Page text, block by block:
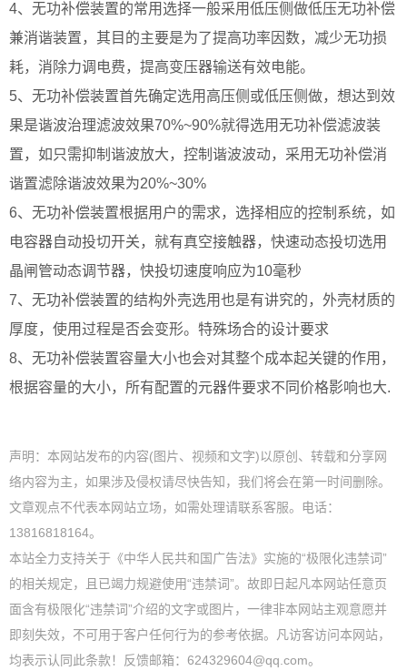
4、无功补偿装置的常用选择一般采用低压侧做低压无功补偿
兼消谐装置，其目的主要是为了提高功率因数，减少无功损
耗，消除力调电费，提高变压器输送有效电能。
5、无功补偿装置首先确定选用高压侧或低压侧做，想达到效
果是谐波治理滤波效果70%~90%就得选用无功补偿滤波装
置，如只需抑制谐波放大，控制谐波波动，采用无功补偿消
谐置滤除谐波效果为20%~30%
6、无功补偿装置根据用户的需求，选择相应的控制系统，如
电容器自动投切开关，就有真空接触器，快速动态投切选用
晶闸管动态调节器，快投切速度响应为10毫秒
7、无功补偿装置的结构外壳选用也是有讲究的，外壳材质的
厚度，使用过程是否会变形。特殊场合的设计要求
8、无功补偿装置容量大小也会对其整个成本起关键的作用，
根据容量的大小，所有配置的元器件要求不同价格影响也大.
声明：本网站发布的内容(图片、视频和文字)以原创、转载和分享网
络内容为主，如果涉及侵权请尽快告知，我们将会在第一时间删除。
文章观点不代表本网站立场，如需处理请联系客服。电话：
13816818164。
本站全力支持关于《中华人民共和国广告法》实施的“极限化违禁词”
的相关规定，且已竭力规避使用“违禁词”。故即日起凡本网站任意页
面含有极限化“违禁词”介绍的文字或图片，一律非本网站主观意愿并
即刻失效，不可用于客户任何行为的参考依据。凡访客访问本网站，
均表示认同此条款！反馈邮箱：624329604@qq.com。